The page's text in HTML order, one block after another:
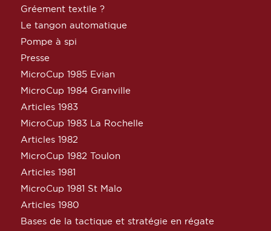
Gréement textile ?
Le tangon automatique
Pompe à spi
Presse
MicroCup 1985 Evian
MicroCup 1984 Granville
Articles 1983
MicroCup 1983 La Rochelle
Articles 1982
MicroCup 1982 Toulon
Articles 1981
MicroCup 1981 St Malo
Articles 1980
Bases de la tactique et stratégie en régate